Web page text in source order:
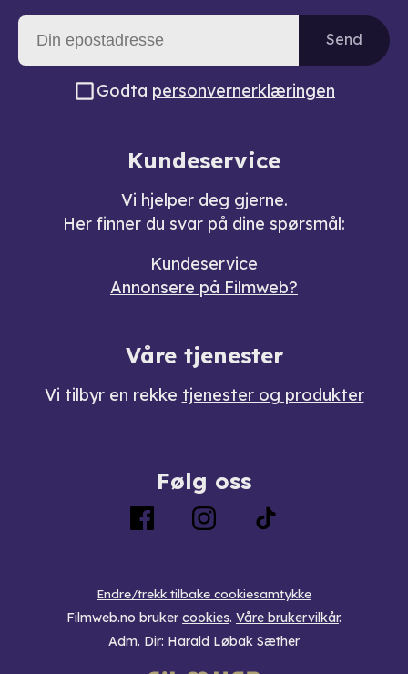
Send
Godta personvernerklæringen
Kundeservice
Vi hjelper deg gjerne.
Her finner du svar på dine spørsmål:
Kundeservice
Annonsere på Filmweb?
Våre tjenester
Vi tilbyr en rekke tjenester og produkter
Følg oss
Endre/trekk tilbake cookiesamtykke
Filmweb.no bruker cookies. Våre brukervilkår.
Adm. Dir: Harald Løbak Sæther